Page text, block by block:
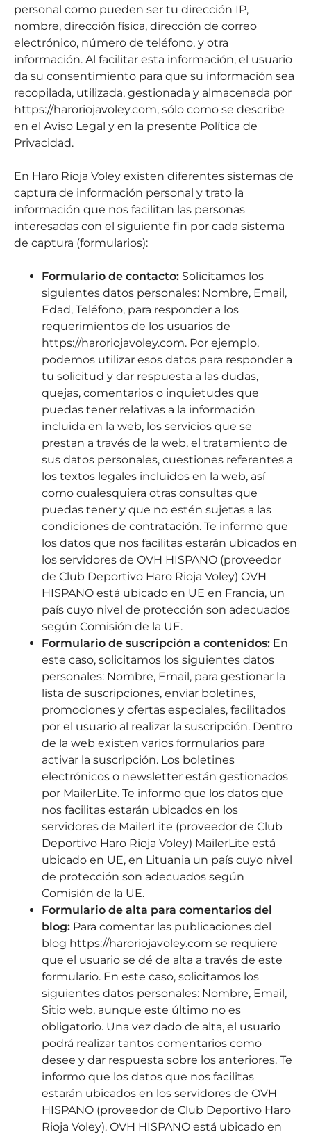
personal como pueden ser tu dirección IP,
nombre, dirección física, dirección de correo
electrónico, número de teléfono, y otra
información. Al facilitar esta información, el usuario
da su consentimiento para que su información sea
recopilada, utilizada, gestionada y almacenada por
https://haroriojavoley.com, sólo como se describe
en el Aviso Legal y en la presente Política de
Privacidad.
En Haro Rioja Voley existen diferentes sistemas de
captura de información personal y trato la
información que nos facilitan las personas
interesadas con el siguiente fin por cada sistema
de captura (formularios):
Formulario de contacto: Solicitamos los
siguientes datos personales: Nombre, Email,
Edad, Teléfono, para responder a los
requerimientos de los usuarios de
https://haroriojavoley.com. Por ejemplo,
podemos utilizar esos datos para responder a
tu solicitud y dar respuesta a las dudas,
quejas, comentarios o inquietudes que
puedas tener relativas a la información
incluida en la web, los servicios que se
prestan a través de la web, el tratamiento de
sus datos personales, cuestiones referentes a
los textos legales incluidos en la web, así
como cualesquiera otras consultas que
puedas tener y que no estén sujetas a las
condiciones de contratación. Te informo que
los datos que nos facilitas estarán ubicados en
los servidores de OVH HISPANO (proveedor
de Club Deportivo Haro Rioja Voley) OVH
HISPANO está ubicado en UE en Francia, un
país cuyo nivel de protección son adecuados
según Comisión de la UE.
Formulario de suscripción a contenidos: En
este caso, solicitamos los siguientes datos
personales: Nombre, Email, para gestionar la
lista de suscripciones, enviar boletines,
promociones y ofertas especiales, facilitados
por el usuario al realizar la suscripción. Dentro
de la web existen varios formularios para
activar la suscripción. Los boletines
electrónicos o newsletter están gestionados
por MailerLite. Te informo que los datos que
nos facilitas estarán ubicados en los
servidores de MailerLite (proveedor de Club
Deportivo Haro Rioja Voley) MailerLite está
ubicado en UE, en Lituania un país cuyo nivel
de protección son adecuados según
Comisión de la UE.
Formulario de alta para comentarios del
blog: Para comentar las publicaciones del
blog https://haroriojavoley.com se requiere
que el usuario se dé de alta a través de este
formulario. En este caso, solicitamos los
siguientes datos personales: Nombre, Email,
Sitio web, aunque este último no es
obligatorio. Una vez dado de alta, el usuario
podrá realizar tantos comentarios como
desee y dar respuesta sobre los anteriores. Te
informo que los datos que nos facilitas
estarán ubicados en los servidores de OVH
HISPANO (proveedor de Club Deportivo Haro
Rioja Voley). OVH HISPANO está ubicado en